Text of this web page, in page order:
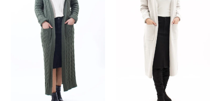
Cardigan
ONESIZE
Cardigan
Silbergrau